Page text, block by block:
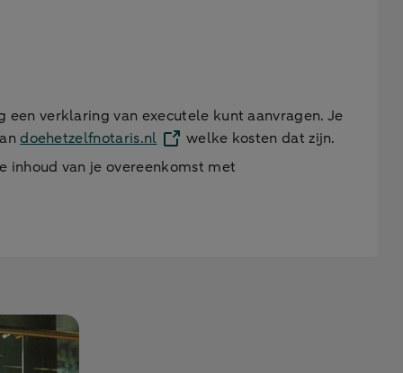
een verklaring van executele kunt aanvragen. Je
doehetzelfnotaris.nl
welke kosten dat zijn.
inhoud van je overeenkomst met